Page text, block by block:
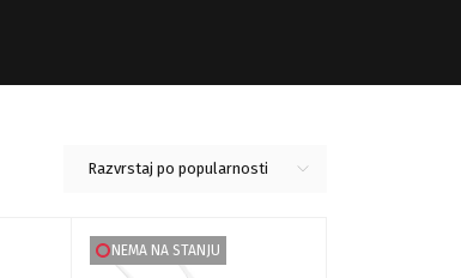
Razvrstaj po popularnosti
NEMA NA STANJU